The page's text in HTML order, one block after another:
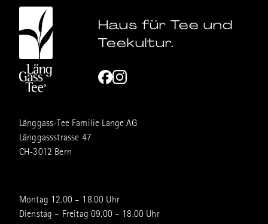
Haus für Tee und
Teekultur.
Länggass-Tee Familie Lange AG
Länggassstrasse 47
CH-3012 Bern
Montag 12.00 – 18.00 Uhr
Dienstag – Freitag 09.00 – 18.00 Uhr